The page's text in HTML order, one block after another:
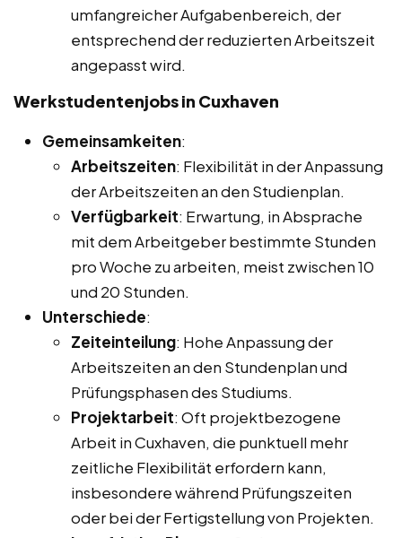
umfangreicher Aufgabenbereich, der
entsprechend der reduzierten Arbeitszeit
angepasst wird.
Werkstudentenjobs in Cuxhaven
Gemeinsamkeiten:
Arbeitszeiten: Flexibilität in der Anpassung
der Arbeitszeiten an den Studienplan.
Verfügbarkeit: Erwartung, in Absprache
mit dem Arbeitgeber bestimmte Stunden
pro Woche zu arbeiten, meist zwischen 10
und 20 Stunden.
Unterschiede:
Zeiteinteilung: Hohe Anpassung der
Arbeitszeiten an den Stundenplan und
Prüfungsphasen des Studiums.
Projektarbeit: Oft projektbezogene
Arbeit in Cuxhaven, die punktuell mehr
zeitliche Flexibilität erfordern kann,
insbesondere während Prüfungszeiten
oder bei der Fertigstellung von Projekten.